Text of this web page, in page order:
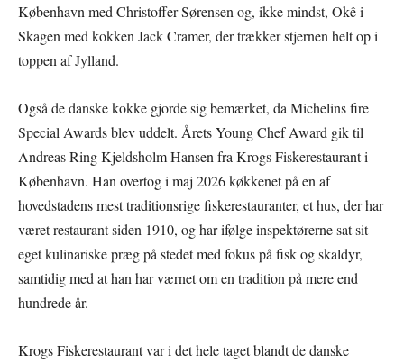
København med Christoffer Sørensen og, ikke mindst, Okê i
Skagen med kokken Jack Cramer, der trækker stjernen helt op i
toppen af Jylland.
Også de danske kokke gjorde sig bemærket, da Michelins fire
Special Awards blev uddelt. Årets Young Chef Award gik til
Andreas Ring Kjeldsholm Hansen fra Krogs Fiskerestaurant i
København. Han overtog i maj 2026 køkkenet på en af
hovedstadens mest traditionsrige fiskerestauranter, et hus, der har
været restaurant siden 1910, og har ifølge inspektørerne sat sit
eget kulinariske præg på stedet med fokus på fisk og skaldyr,
samtidig med at han har værnet om en tradition på mere end
hundrede år.
Krogs Fiskerestaurant var i det hele taget blandt de danske